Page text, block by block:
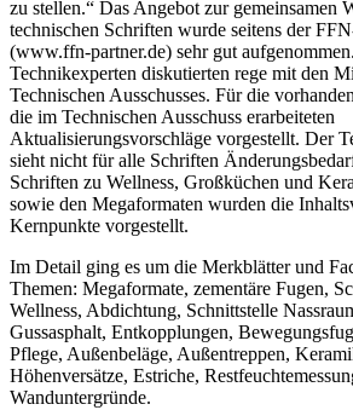
zu stellen.“ Das Angebot zur gemeinsamen
technischen Schriften wurde seitens der
(www.ffn-partner.de) sehr gut
Technikexperten diskutierten rege mit den
Technischen Ausschusses. Für die
die im Technischen Ausschuss erarbeiteten
Aktualisierungsvorschläge vorgestellt. Der
sieht nicht für alle Schriften
Schriften zu Wellness, Großküchen und
sowie den Megaformaten wurden die
Kernpunkte vorgestellt.
Im Detail ging es um die Merkblätter und
Themen: Megaformate, zementäre Fugen,
Wellness, Abdichtung, Schnittstelle
Gussasphalt, Entkopplungen,
Pflege, Außenbeläge, Außentreppen,
Höhenversätze, Estriche,
Wanduntergründe.